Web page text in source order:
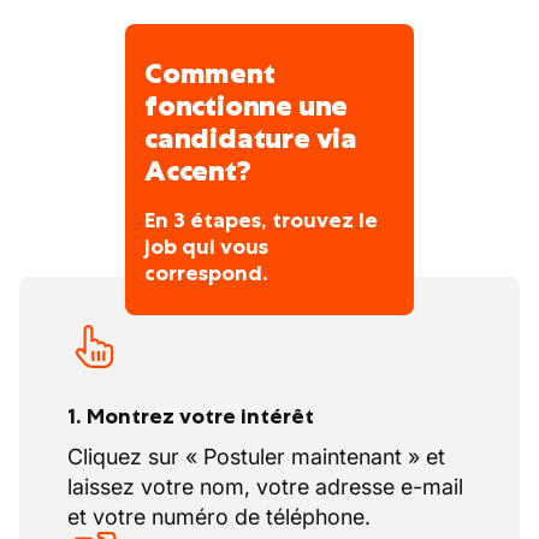
Comment
fonctionne une
candidature via
Accent?
En 3 étapes, trouvez le
job qui vous
correspond.
1. Montrez votre intérêt
Cliquez sur « Postuler maintenant » et
laissez votre nom, votre adresse e-mail
et votre numéro de téléphone.